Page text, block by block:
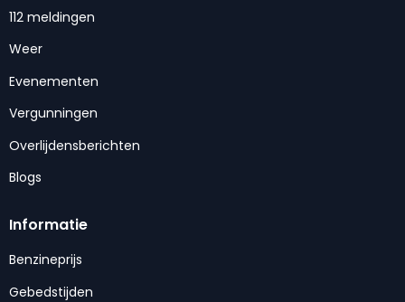
112 meldingen
Weer
Evenementen
Vergunningen
Overlijdensberichten
Blogs
Informatie
Benzineprijs
Gebedstijden